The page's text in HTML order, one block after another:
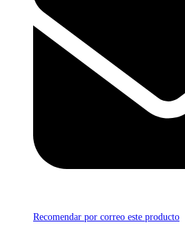
Recomendar por correo este producto